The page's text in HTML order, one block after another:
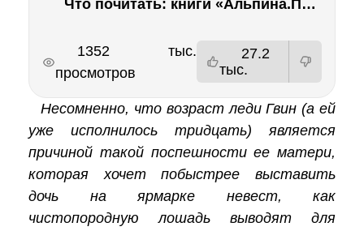
Что почитать: книги «Альпина.Проза» //Побяржина, Декабрев, Ронжина
РЕКЛАМА
РЕКЛАМА
1352 тыс.
просмотров
27.2
тыс.
Несомненно, что возраст леди Гвин (а ей
уже исполнилось тридцать) является
причиной такой поспешности ее матери,
которая хочет побыстрее выставить
дочь на ярмарке невест, как
чистопородную лошадь выводят для